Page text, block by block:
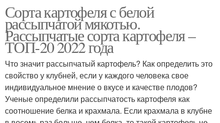
Сорта картофеля с белой
рассыпчатой мякотью.
Рассыпчатые сорта картофеля –
ТОП-20 2022 года
Что значит рассыпчатый картофель? Как определить это
свойство у клубней, если у каждого человека свое
индивидуальное мнение о вкусе и качестве плодов?
Ученые определили рассыпчатость картофеля как
соотношение белка и крахмала. Если крахмала в клубне